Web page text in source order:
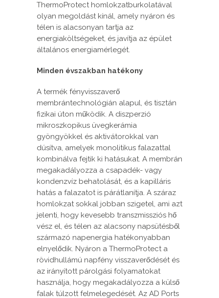
ThermoProtect homlokzatburkolatával
olyan megoldást kínál, amely nyáron és
télen is alacsonyan tartja az
energiaköltségeket, és javítja az épület
általános energiamérlegét.
Minden évszakban hatékony
A termék fényvisszaverő
membrántechnológián alapul, és tisztán
fizikai úton működik. A diszperzió
mikroszkopikus üvegkerámia
gyöngyökkel és aktivátorokkal van
dúsítva, amelyek monolitikus falazattal
kombinálva fejtik ki hatásukat. A membrán
megakadályozza a csapadék- vagy
kondenzvíz behatolását, és a kapilláris
hatás a falazatot is párátlanítja. A száraz
homlokzat sokkal jobban szigetel, ami azt
jelenti, hogy kevesebb transzmissziós hő
vész el, és télen az alacsony napsütésből
származó napenergia hatékonyabban
elnyelődik. Nyáron a ThermoProtect a
rövidhullámú napfény visszaverődését és
az irányított párolgási folyamatokat
használja, hogy megakadályozza a külső
falak túlzott felmelegedését. Az AD Ports